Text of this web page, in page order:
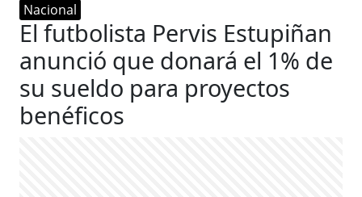
Nacional
El futbolista Pervis Estupiñan
anunció que donará el 1% de
su sueldo para proyectos
benéficos